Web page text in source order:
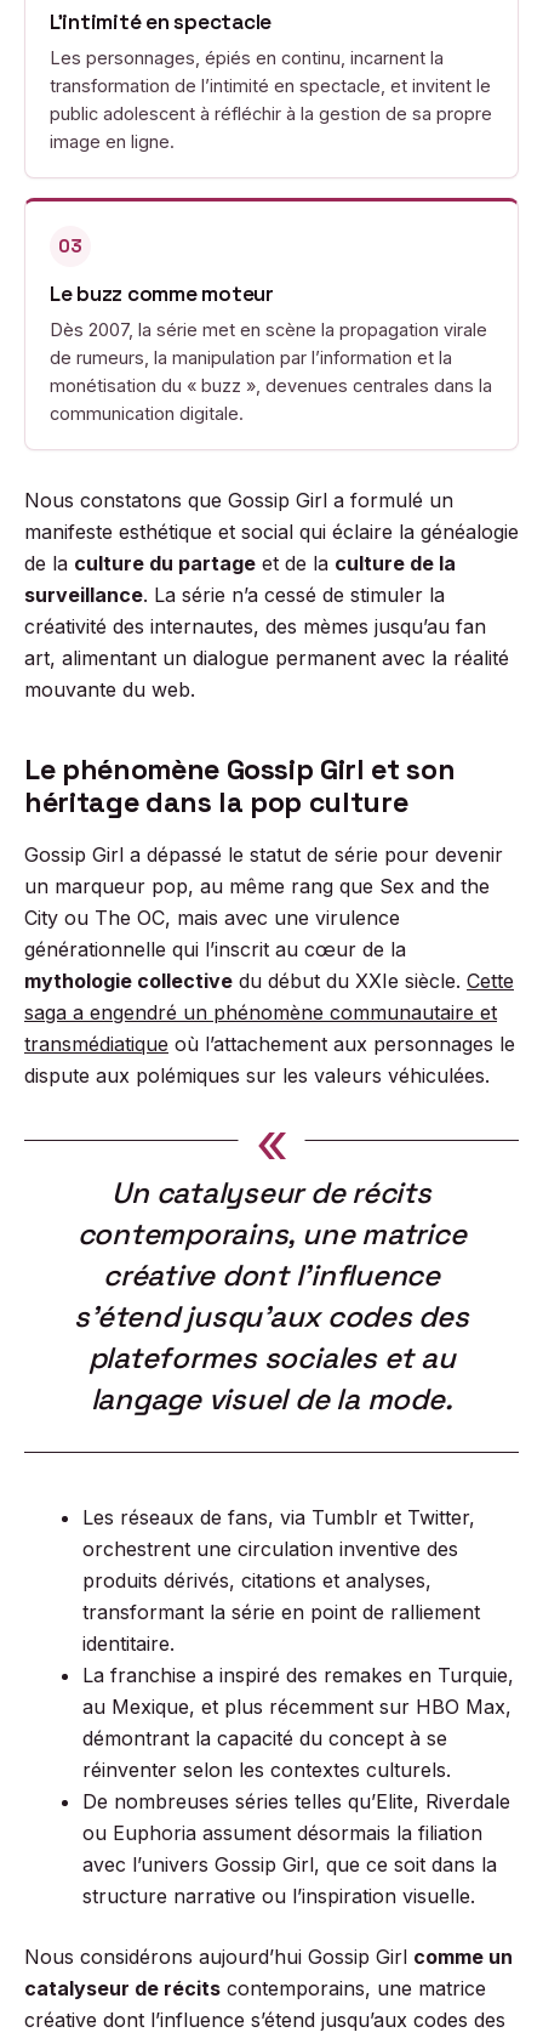
L’intimité en spectacle
Les personnages, épiés en continu, incarnent la
transformation de l’intimité en spectacle, et invitent le
public adolescent à réfléchir à la gestion de sa propre
image en ligne.
03
Le buzz comme moteur
Dès 2007, la série met en scène la propagation virale
de rumeurs, la manipulation par l’information et la
monétisation du « buzz », devenues centrales dans la
communication digitale.
Nous constatons que Gossip Girl a formulé un
manifeste esthétique et social qui éclaire la généalogie
de la culture du partage et de la culture de la
surveillance. La série n’a cessé de stimuler la
créativité des internautes, des mèmes jusqu’au fan
art, alimentant un dialogue permanent avec la réalité
mouvante du web.
Le phénomène Gossip Girl et son
héritage dans la pop culture
Gossip Girl a dépassé le statut de série pour devenir
un marqueur pop, au même rang que Sex and the
City ou The OC, mais avec une virulence
générationnelle qui l’inscrit au cœur de la
mythologie collective du début du XXIe siècle. Cette
saga a engendré un phénomène communautaire et
transmédiatique où l’attachement aux personnages le
dispute aux polémiques sur les valeurs véhiculées.
«
Un catalyseur de récits
contemporains, une matrice
créative dont l’influence
s’étend jusqu’aux codes des
plateformes sociales et au
langage visuel de la mode.
Les réseaux de fans, via Tumblr et Twitter,
orchestrent une circulation inventive des
produits dérivés, citations et analyses,
transformant la série en point de ralliement
identitaire.
La franchise a inspiré des remakes en Turquie,
au Mexique, et plus récemment sur HBO Max,
démontrant la capacité du concept à se
réinventer selon les contextes culturels.
De nombreuses séries telles qu’Elite, Riverdale
ou Euphoria assument désormais la filiation
avec l’univers Gossip Girl, que ce soit dans la
structure narrative ou l’inspiration visuelle.
Nous considérons aujourd’hui Gossip Girl comme un
catalyseur de récits contemporains, une matrice
créative dont l’influence s’étend jusqu’aux codes des